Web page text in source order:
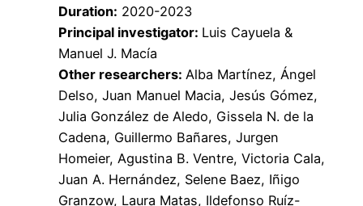
Duration: 2020-2023
Principal investigator: Luis Cayuela &
Manuel J. Macía
Other researchers: Alba Martínez, Ángel
Delso, Juan Manuel Macia, Jesús Gómez,
Julia González de Aledo, Gissela N. de la
Cadena, Guillermo Bañares, Jurgen
Homeier, Agustina B. Ventre, Victoria Cala,
Juan A. Hernández, Selene Baez, Iñigo
Granzow, Laura Matas, Ildefonso Ruíz-